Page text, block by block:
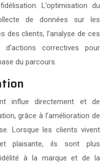
L’optimisation du
de données sur les
des clients, l’analyse de ces
correctives pour
du parcours.
influe directement et de
grâce à l’amélioration de
Lorsque les clients vivent
et plaisante, ils sont plus
à la marque et de la